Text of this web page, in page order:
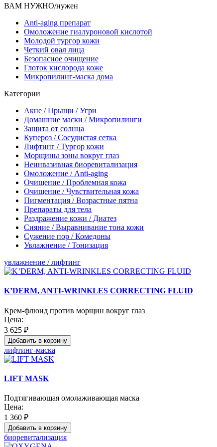
ВАМ НУЖНО/нужен
Anti-aging препарат
Омоложение гиалуроновой кислотой
Молодой тургор кожи
Четкий овал лица
Безопасное очищение
Глоток кислорода коже
Микропилинг-маска дома
Категории
Акне / Прыщи / Угри
Домашние маски / Микропилинги
Защита от солнца
Купероз / Сосудистая сетка
Лифтинг / Тургор кожи
Морщины зоны вокруг глаз
Неинвазивная биоревитализация
Омоложение / Anti-aging
Очищение / Проблемная кожа
Очищение / Чувствительная кожа
Пигментация / Возрастные пятна
Препараты для тела
Раздражение кожи / Диатез
Сияние / Выравнивание тона кожи
Сужение пор / Комедоны
Увлажнение / Тонизация
увлажнение / лифтинг
K’DERM, ANTI-WRINKLES CORRECTING FLUID
Крем-флюид против морщин вокруг глаз
Цена:
3 625 ₽
Добавить в корзину
лифтинг-маска
LIFT MASK
Подтягивающая омолаживающая маска
Цена:
1 360 ₽
Добавить в корзину
биоревитализация